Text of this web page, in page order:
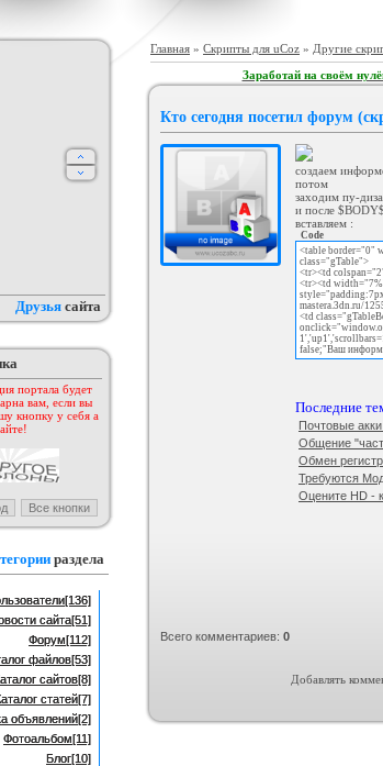
test drive unlimited2
Категория :Игровые
:
Иконки и кнопки для
сайта
Тёмно-красный шаблон для блога
Главная » Скрипты для uCoz » Другие
Заработай на своём
Кто сегодня посетил форум
создаем
потом
заходим пу-
и после $BODY$
вставляем :
Code
<table border="0"
class="gTable">
<tr><td
<tr><td
mastera.3dn.ru/
<td
false;"Ваш
Последние
Почтовые
Общение
Обмен
Требуются
Оцените HD -
Всего комментариев: 0
Добавлять
Друзья сайта
портала будет
вам, если вы
кнопку у себя а
раздела
[136]
сайта[51]
Форум[112]
файлов[53]
сайтов[8]
статей[7]
объявлений[2]
Фотоальбом[11]
Блог[10]